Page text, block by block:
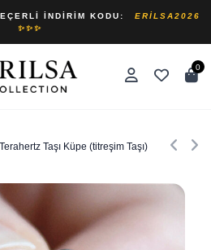
İNDIRIM KODU:
ERILSA2026
✨✨✨
0
Taşı Küpe (titreşim Taşı)